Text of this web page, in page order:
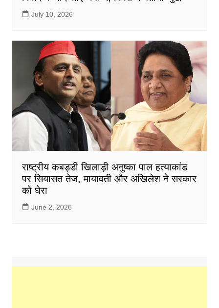
July 10, 2026
राष्ट्रीय कबड्डी खिलाड़ी अनुष्का पाल हत्याकांड
पर सियासत तेज, मायावती और अखिलेश ने सरकार
को घेरा
June 2, 2026